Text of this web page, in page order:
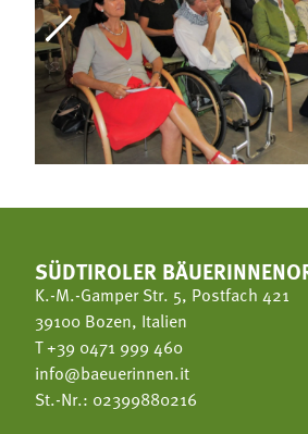
SÜDTIROLER
K.-M.-Gamper Str. 5, Postfach 421
39100 Bozen, Italien
T+39 0471 999 460
info@baeuerinnen.it
St.-Nr.: 02399880216